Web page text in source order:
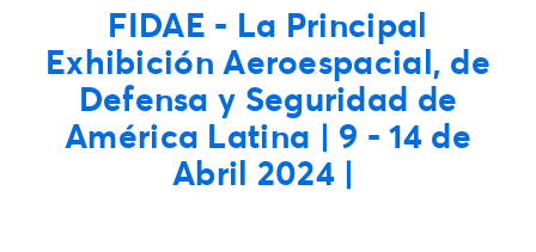
FIDAE - La Principal
Exhibición Aeroespacial, de
Defensa y Seguridad de
América Latina | 9 - 14 de
Abril 2024 |